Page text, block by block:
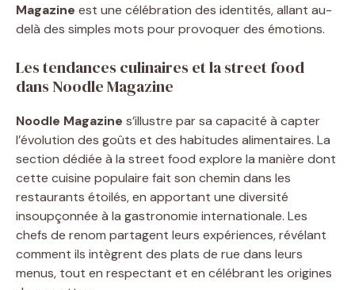
Magazine est une célébration des identités, allant au-
delà des simples mots pour provoquer des émotions.
Les tendances culinaires et la street food
dans Noodle Magazine
Noodle Magazine s’illustre par sa capacité à capter
l’évolution des goûts et des habitudes alimentaires. La
section dédiée à la street food explore la manière dont
cette cuisine populaire fait son chemin dans les
restaurants étoilés, en apportant une diversité
insoupçonnée à la gastronomie internationale. Les
chefs de renom partagent leurs expériences, révélant
comment ils intègrent des plats de rue dans leurs
menus, tout en respectant et en célébrant les origines